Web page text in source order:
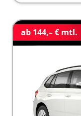
ab 144,– € mtl.